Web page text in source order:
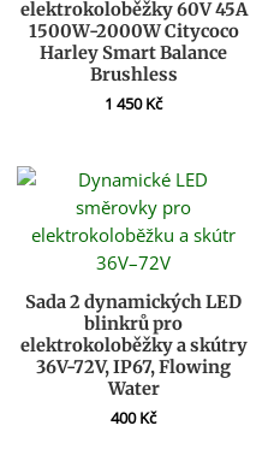
elektrokoloběžky 60V 45A
1500W-2000W Citycoco
Harley Smart Balance
Brushless
1 450Kč
Sada 2 dynamických LED
blinkrů pro
elektrokoloběžky a skútry
36V-72V, IP67, Flowing
Water
400Kč